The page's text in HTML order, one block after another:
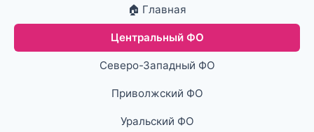
🏠 Главная
Центральный ФО
Северо-Западный ФО
Приволжский ФО
Уральский ФО